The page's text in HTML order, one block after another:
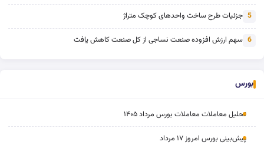
5 جزئیات طرح ساخت واحدهای کوچک متراژ
6 سهم ارزش افزوده صنعت نساجی از کل صنعت کاهش یافت
بورس
تحلیل معاملات معاملات بورس مرداد ۱۴۰۵
پیش‌بینی بورس امروز ۱۷ مرداد